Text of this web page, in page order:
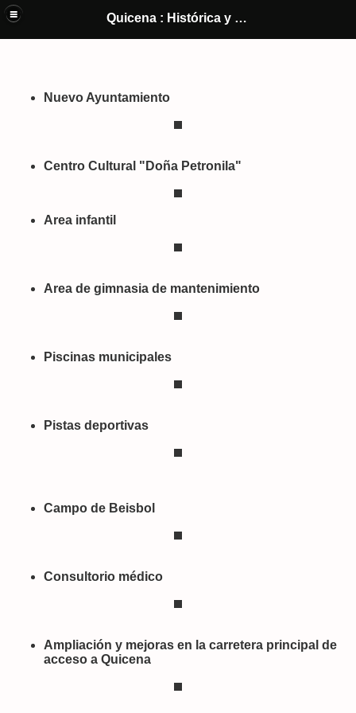
Quicena y El Castillo de Montearagón (Huesca) : Historia y cultura de
un pueblo
Quicena : Histórica y Cultural
Nuevo Ayuntamiento
Centro Cultural "Doña Petronila"
Area infantil
Area de gimnasia de mantenimiento
Piscinas municipales
Pistas deportivas
Campo de Beisbol
Consultorio médico
Ampliación y mejoras en la carretera principal de
acceso a Quicena